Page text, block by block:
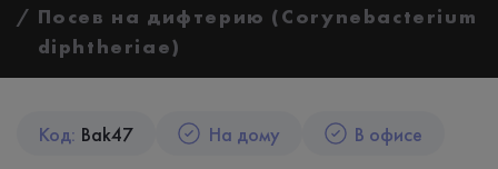
Посев на дифтерию (Corynebacterium
diphtheriae)
Код: Bak47 На дому В офисе